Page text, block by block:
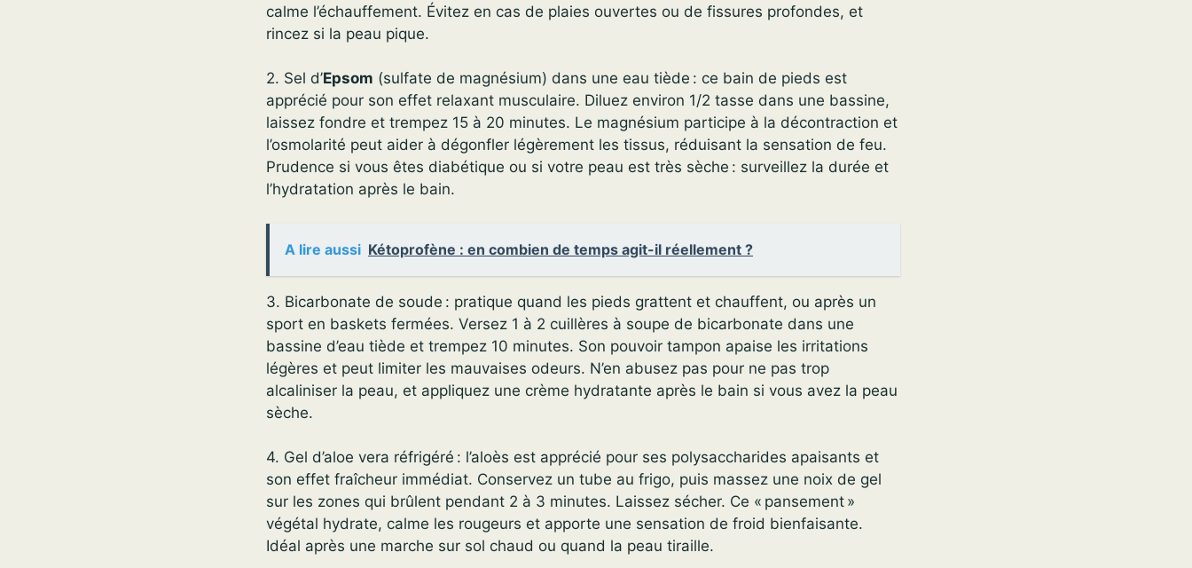
calme l’échauffement. Évitez en cas de plaies ouvertes ou de fissures profondes, et
rincez si la peau pique.
2. Sel d’Epsom (sulfate de magnésium) dans une eau tiède : ce bain de pieds est
apprécié pour son effet relaxant musculaire. Diluez environ 1/2 tasse dans une bassine,
laissez fondre et trempez 15 à 20 minutes. Le magnésium participe à la décontraction et
l’osmolarité peut aider à dégonfler légèrement les tissus, réduisant la sensation de feu.
Prudence si vous êtes diabétique ou si votre peau est très sèche : surveillez la durée et
l’hydratation après le bain.
A lire aussi Kétoprofène : en combien de temps agit-il réellement ?
3. Bicarbonate de soude : pratique quand les pieds grattent et chauffent, ou après un
sport en baskets fermées. Versez 1 à 2 cuillères à soupe de bicarbonate dans une
bassine d’eau tiède et trempez 10 minutes. Son pouvoir tampon apaise les irritations
légères et peut limiter les mauvaises odeurs. N’en abusez pas pour ne pas trop
alcaliniser la peau, et appliquez une crème hydratante après le bain si vous avez la peau
sèche.
4. Gel d’aloe vera réfrigéré : l’aloès est apprécié pour ses polysaccharides apaisants et
son effet fraîcheur immédiat. Conservez un tube au frigo, puis massez une noix de gel
sur les zones qui brûlent pendant 2 à 3 minutes. Laissez sécher. Ce « pansement »
végétal hydrate, calme les rougeurs et apporte une sensation de froid bienfaisante.
Idéal après une marche sur sol chaud ou quand la peau tiraille.